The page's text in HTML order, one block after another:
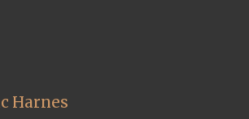
Harnes